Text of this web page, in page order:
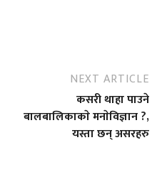
NEXT ARTICLE
कसरी थाहा पाउने
बालबालिकाकाे मनाेविज्ञान ?,
यस्ता छन् असरहरु